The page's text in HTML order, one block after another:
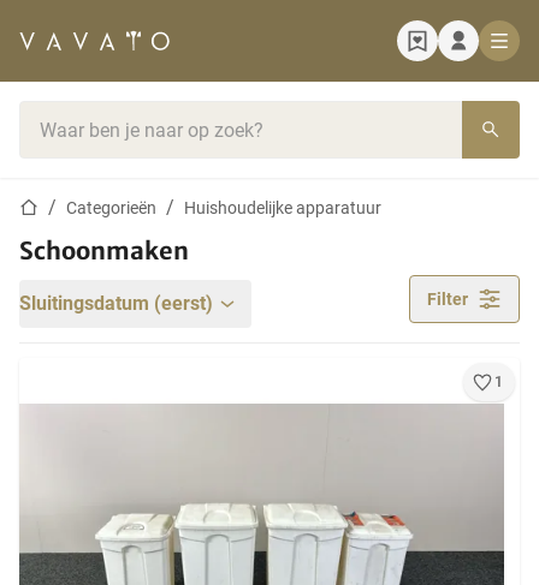
StartpaginaCategorieën Huishoudelijke apparatuur
Schoonmaken
Sluitingsdatum (eerst) Filter
1